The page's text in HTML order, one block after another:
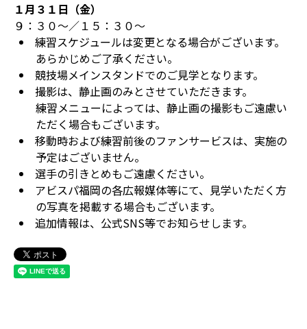
１月３１日（金）
９：３０～／１５：３０～
練習スケジュールは変更となる場合がございます。
あらかじめご了承ください。
競技場メインスタンドでのご見学となります。
撮影は、静止画のみとさせていただきます。
練習メニューによっては、静止画の撮影もご遠慮い
ただく場合もございます。
移動時および練習前後のファンサービスは、実施の
予定はございません。
選手の引きとめもご遠慮ください。
アビスパ福岡の各広報媒体等にて、見学いただく方
の写真を掲載する場合もございます。
追加情報は、公式SNS等でお知らせします。